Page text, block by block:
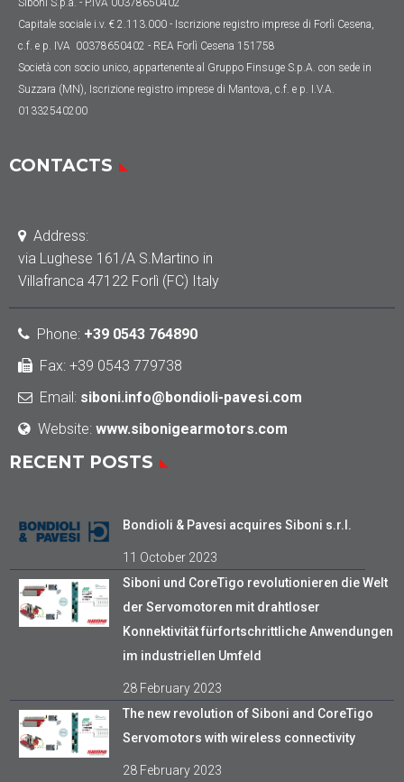
Capitale sociale i.v. € 2.113.000 - Iscrizione registro imprese di Forlì Cesena,
c.f. e p. IVA 00378650402 - REA Forlì Cesena 151758
Società con socio unico, appartenente al Gruppo Finsuge S.p.A. con sede in
Suzzara (MN), Iscrizione registro imprese di Mantova, c.f. e p. I.V.A.
01332540200
CONTACTS
Address:
via Lughese 161/A S.Martino in
Villafranca 47122 Forlì (FC) Italy
Phone: +39 0543 764890
Fax: +39 0543 779738
Email: siboni.info@bondioli-pavesi.com
Website: www.sibonigearmotors.com
RECENT POSTS
Bondioli & Pavesi acquires Siboni s.r.l.
11 October 2023
Siboni und CoreTigo revolutionieren die Welt
der Servomotoren mit drahtloser
Konnektivität fürfortschrittliche Anwendungen
im industriellen Umfeld
28 February 2023
The new revolution of Siboni and CoreTigo
Servomotors with wireless connectivity
28 February 2023